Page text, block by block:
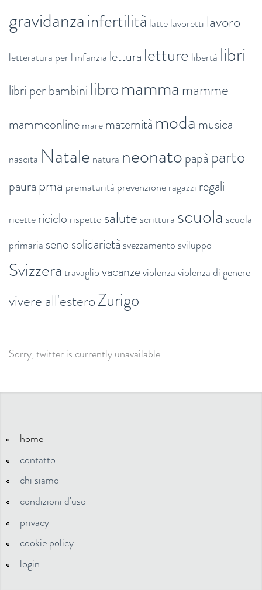
gravidanzainfertilità lattelavoretti lavoro
letteratura per l'infanzia lettura letture libertà libri
libri per bambini libromamma mamme
mammeonlinemarematernità moda musica
nascita Natale natura neonatopapà parto
paura pma prematurità prevenzioneragazzi regali
ricettericiclo rispetto salute scrittura scuola scuola
primaria senosolidarietà svezzamento sviluppo
Svizzeratravagliovacanzeviolenzaviolenza di genere
vivere all'esteroZurigo
Sorry, twitter is currently unavailable.
home
contatto
chi siamo
condizioni d'uso
privacy
cookie policy
login